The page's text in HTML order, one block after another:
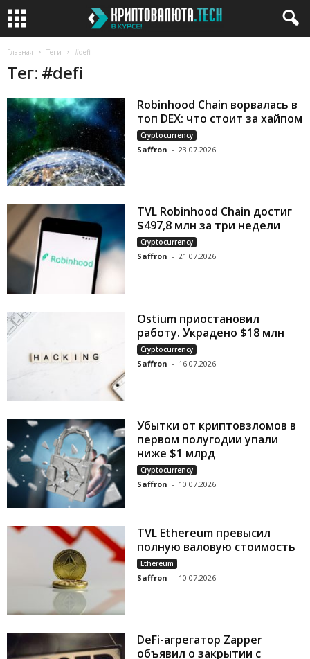
Главная Теги #defi
Тег: #defi
Robinhood Chain ворвалась в
топ DEX: что стоит за хайпом
Cryptocurrency
Saffron - 23.07.2026
TVL Robinhood Chain достиг
$497,8 млн за три недели
Cryptocurrency
Saffron - 21.07.2026
Ostium приостановил
работу. Украдено $18 млн
Cryptocurrency
Saffron - 16.07.2026
Убытки от криптовзломов в
первом полугодии упали
ниже $1 млрд
Cryptocurrency
Saffron - 10.07.2026
TVL Ethereum превысил
полную валовую стоимость
Ethereum
Saffron - 10.07.2026
DeFi-агрегатор Zapper
объявил о закрытии с